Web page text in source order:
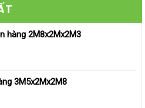
hàng 2M8x2Mx2M3
3M5x2Mx2M8